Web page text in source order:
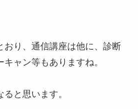
おり、通信講座は他に、診断
ャン等もありますね。
と思います。